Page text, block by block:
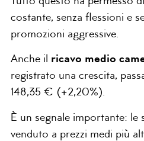
costante, senza flessioni e
promozioni aggressive.
Anche il ricavo medio
registrato una crescita,
148,35 € (+2,20%).
È un segnale importante: le
venduto a prezzi medi più